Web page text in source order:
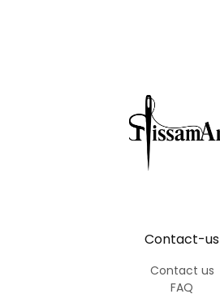
Contact-us
Contact us
FAQ